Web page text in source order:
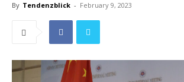
By Tendenzblick - February 9, 2023